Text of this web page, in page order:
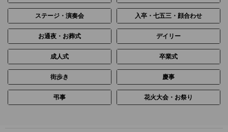
ステージ・演奏会 入卒・七五三・顔合わせ
お通夜・お葬式 デイリー
成人式 卒業式
街歩き 慶事
弔事 花火大会・お祭り